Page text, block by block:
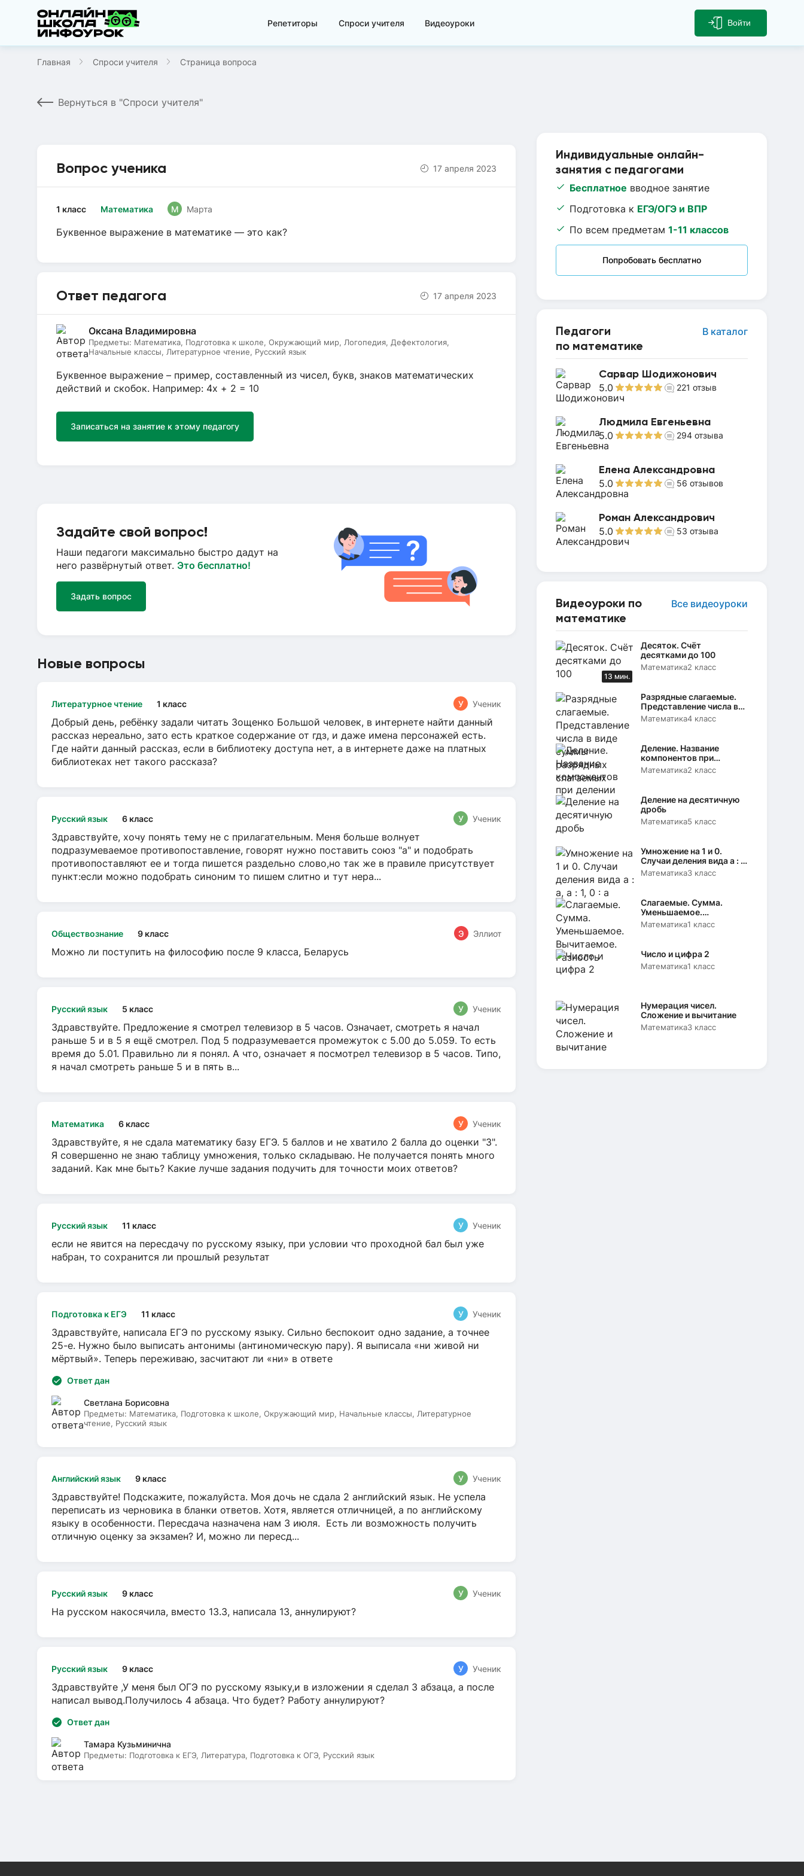
Репетиторы Спроси учителя Видеоуроки Войти
Главная Спроси учителя Страница вопроса
Вернуться в "Спроси учителя"
Индивидуальные онлайн-
занятия с педагогами
Бесплатное вводное занятие
Подготовка к ЕГЭ/ОГЭ и ВПР
По всем предметам 1-11 классов
Попробовать бесплатно
Педагоги
по математике
В каталог
Сарвар Шодижонович
5.0 221 отзыв
Людмила Евгеньевна
5.0 294 отзыва
Елена Александровна
5.0 56 отзывов
Роман Александрович
5.0 53 отзыва
Видеоуроки по
математике
Все видеоуроки
13 мин.
Десяток. Счёт
десятками до 100
Математика2 класс
Разрядные слагаемые.
Представление числа в
виде суммы разрядных
Математика4 класс
Деление. Название
компонентов при
делении
Математика2 класс
Деление на десятичную
дробь
Математика5 класс
Умножение на 1 и 0.
Случаи деления вида а : а,
а : 1, 0 : а
Математика3 класс
Слагаемые. Сумма.
Уменьшаемое.
Вычитаемое. Разность
Математика1 класс
Число и цифра 2
Математика1 класс
Нумерация чисел.
Сложение и вычитание
Математика3 класс
Вопрос ученика 17 апреля 2023
Математика
1 класс М Марта
Буквенное выражение в математике — это как?
Ответ педагога 17 апреля 2023
Оксана Владимировна
Предметы: Математика, Подготовка к школе, Окружающий мир, Логопедия, Дефектология,
Начальные классы, Литературное чтение, Русский язык
Буквенное выражение – пример, составленный из чисел, букв, знаков математических
действий и скобок. Например: 4x + 2 = 10
Записаться на занятие к этому педагогу
Задайте свой вопрос!
Наши педагоги максимально быстро дадут на
него развёрнутый ответ. Это бесплатно!
Задать вопрос
Новые вопросы
Литературное чтение 1 класс У Ученик
Добрый день, ребёнку задали читать Зощенко Большой человек, в интернете найти данный
рассказ нереально, зато есть краткое содержание от гдз, и даже имена персонажей есть.
Где найти данный рассказ, если в библиотеку доступа нет, а в интернете даже на платных
библиотеках нет такого рассказа?
Русский язык 6 класс У Ученик
Здравствуйте, хочу понять тему не с прилагательным. Меня больше волнует
подразумеваемое противопоставление, говорят нужно поставить союз "а" и подобрать
противопоставляют ее и тогда пишется раздельно слово,но так же в правиле присутствует
пункт:если можно подобрать синоним то пишем слитно и тут нера...
Обществознание 9 класс Э Эллиот
Можно ли поступить на философию после 9 класса, Беларусь
Русский язык 5 класс У Ученик
Здравствуйте. Предложение я смотрел телевизор в 5 часов. Означает, смотреть я начал
раньше 5 и в 5 я ещё смотрел. Под 5 подразумевается промежуток с 5.00 до 5.059. То есть
время до 5.01. Правильно ли я понял. А что, означает я посмотрел телевизор в 5 часов. Типо,
я начал смотреть раньше 5 и в пять в...
Математика 6 класс У Ученик
Здравствуйте, я не сдала математику базу ЕГЭ. 5 баллов и не хватило 2 балла до оценки "3".
Я совершенно не знаю таблицу умножения, только складываю. Не получается понять много
заданий. Как мне быть? Какие лучше задания подучить для точности моих ответов?
Русский язык 11 класс У Ученик
если не явится на пересдачу по русскому языку, при условии что проходной бал был уже
набран, то сохранится ли прошлый результат
Подготовка к ЕГЭ 11 класс У Ученик
Здравствуйте, написала ЕГЭ по русскому языку. Сильно беспокоит одно задание, а точнее
25-е. Нужно было выписать антонимы (антиномическую пару). Я выписала «ни живой ни
мёртвый». Теперь переживаю, засчитают ли «ни» в ответе
Ответ дан
Светлана Борисовна
Предметы: Математика, Подготовка к школе, Окружающий мир, Начальные классы, Литературное
чтение, Русский язык
Английский язык 9 класс У Ученик
Здравствуйте! Подскажите, пожалуйста. Моя дочь не сдала 2 английский язык. Не успела
переписать из черновика в бланки ответов. Хотя, является отличницей, а по английскому
языку в особенности. Пересдача назначена нам 3 июля. Есть ли возможность получить
отличную оценку за экзамен? И, можно ли пересд...
Русский язык 9 класс У Ученик
На русском накосячила, вместо 13.3, написала 13, аннулируют?
Русский язык 9 класс У Ученик
Здравствуйте ,У меня был ОГЭ по русскому языку,и в изложении я сделал 3 абзаца, а после
написал вывод.Получилось 4 абзаца. Что будет? Работу аннулируют?
Ответ дан
Тамара Кузьминична
Предметы: Подготовка к ЕГЭ, Литература, Подготовка к ОГЭ, Русский язык